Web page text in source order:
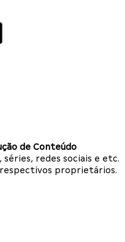
de Conteúdo
séries, redes sociais e etc.
respectivos proprietários.